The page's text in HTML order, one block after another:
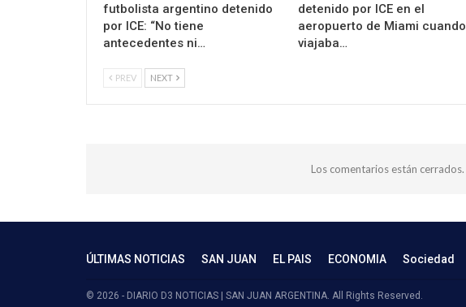
futbolista argentino detenido
por ICE: “No tiene
antecedentes ni…
detenido por ICE en el
aeropuerto de Miami cuando
viajaba…
PREV NEXT
Los comentarios están cerrados.
ÚLTIMAS NOTICIAS SAN JUAN EL PAIS ECONOMIA Sociedad
© 2026 - DIARIO D3 NOTICIAS | SAN JUAN ARGENTINA. All Rights Reserved.